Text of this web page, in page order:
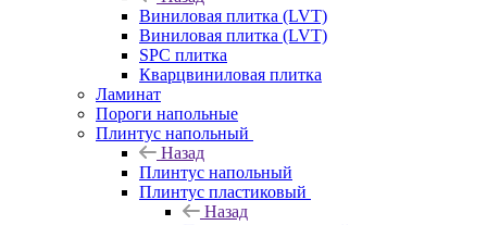
Виниловая плитка (LVT)
Виниловая плитка (LVT)
SPC плитка
Кварцвиниловая плитка
Ламинат
Пороги напольные
Плинтус напольный
Назад
Плинтус напольный
Плинтус пластиковый
Назад